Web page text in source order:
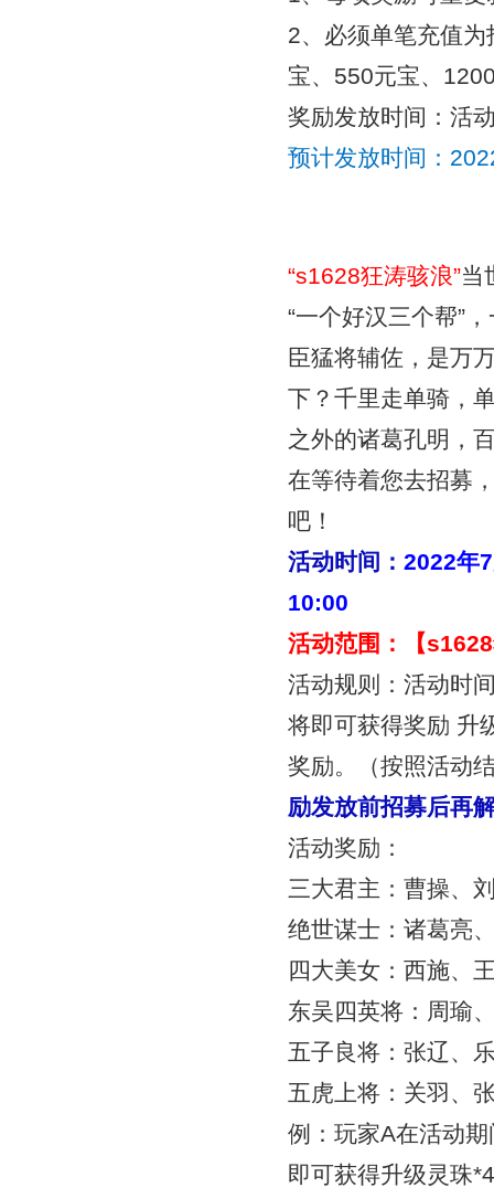
2、必须单笔充值
宝、550元宝、
奖励发放时间：活
预计发放时间：
“s1628狂涛骇浪”当
“一个好汉三个帮”
臣猛将辅佐，是万
下？千里走单骑，
之外的诸葛孔明，
在等待着您去招募
吧！
活动时间：2022年
10:00
活动范围：【
活动规则：活动时
将即可获得奖励 升
奖励。（按照活动
励发放前招募后再
活动奖励：
三大君主：曹操、
绝世谋士：诸葛亮
四大美女：西施、
东吴四英将：周瑜
五子良将：张辽、
五虎上将：关羽、
例：玩家A在活动
即可获得升级灵珠